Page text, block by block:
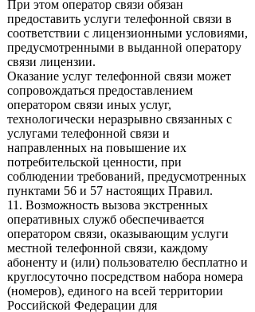
При этом оператор связи обязан
предоставить услуги телефонной связи в
соответствии с лицензионными условиями,
предусмотренными в выданной оператору
связи лицензии.
Оказание услуг телефонной связи может
сопровождаться предоставлением
оператором связи иных услуг,
технологически неразрывно связанных с
услугами телефонной связи и
направленных на повышение их
потребительской ценности, при
соблюдении требований, предусмотренных
пунктами 56 и 57 настоящих Правил.
11. Возможность вызова экстренных
оперативных служб обеспечивается
оператором связи, оказывающим услуги
местной телефонной связи, каждому
абоненту и (или) пользователю бесплатно и
круглосуточно посредством набора номера
(номеров), единого на всей территории
Российской Федерации для